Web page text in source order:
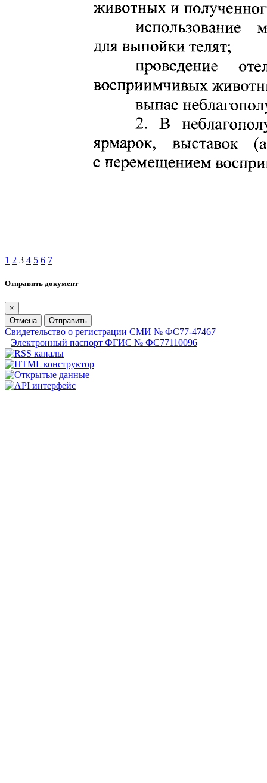
1 2 3 4 5 6 7
Отправить документ
×
Отмена
Отправить
Свидетельство о регистрации СМИ № ФС77-47467
Электронный паспорт ФГИС № ФС77110096